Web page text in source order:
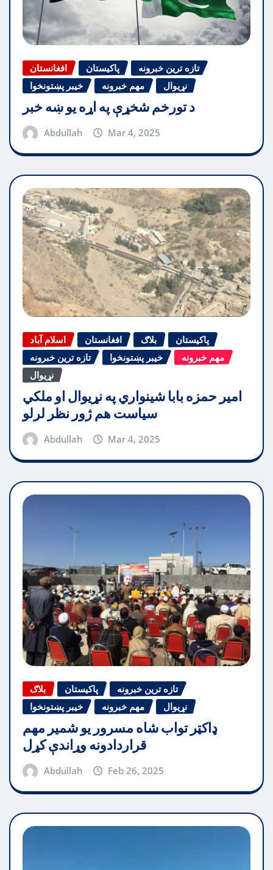
افغانستان پاکیستان
تازه ترین خبرونه
خیبر پښتونخوا
مهم خبرونه نړیوال
د تورخم شخړې په اړه یو ښه خبر
Abdullah Mar 4, 2025
اسلام آباد افغانستان بلاګ
پاکیستان
تازه ترین خبرونه
خیبر پښتونخوا
مهم خبرونه
نړیوال
امیر حمزه بابا شینواري په نړیوال او ملکي
سیاست هم ژور نظر لرلو
Abdullah Mar 4, 2025
بلاګ پاکیستان
تازه ترین خبرونه
خیبر پښتونخوا
مهم خبرونه نړیوال
ډاکټر تواب شاه مسرور یو شمیر مهم
قراردادونه وړاندې کړل
Abdullah Feb 26, 2025